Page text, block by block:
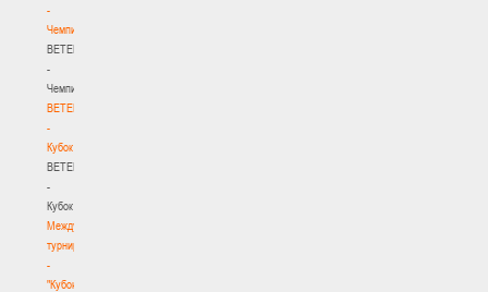
-
Чемпионат
BETERA
-
Чемпионат
BETERA
-
Кубок
BETERA
-
Кубок
Международный
турнир
-
"Кубок